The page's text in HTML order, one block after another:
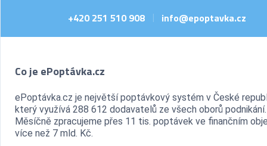
+420 251 510 908 | info@epoptavka.cz
Co je ePoptávka.cz
ePoptávka.cz je největší poptávkový systém v České
který využívá 288 612 dodavatelů ze všech oborů podnikání.
Měsíčně zpracujeme přes 11 tis. poptávek ve finančním
více než 7 mld. Kč.